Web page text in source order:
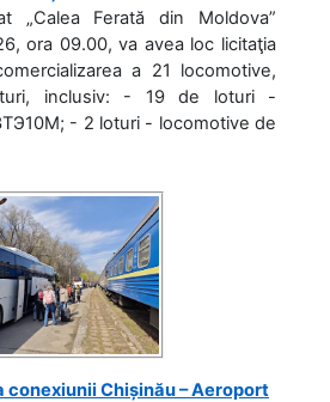
„Calea Ferată din Moldova”
ora 09.00, va avea loc licitaţia
a 21 locomotive,
inclusiv: - 19 de loturi -
- 2 loturi - locomotive de
conexiunii Chișinău – Aeroport